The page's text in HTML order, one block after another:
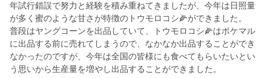
年試行錯誤で努力と経験を積み重ねてきましたが、今年は日照量
が多く蜜のような甘さが特徴のトウモロコシ🌽ができました。
普段はヤングコーンを出品していて、トウモロコシ🌽はポケマル
に出品する前に売れてしまうので、なかなか出品することができ
なかったのですが、今年は全国の皆様にも食べてもらいたいとい
う思いから生産量を増やし出品することができました。